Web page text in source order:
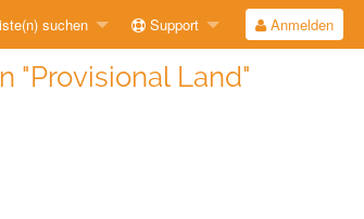
suchen Support Anmelden
"Provisional Land"